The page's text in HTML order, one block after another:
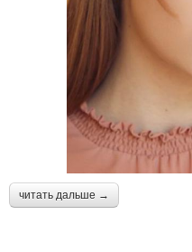
читать дальше →